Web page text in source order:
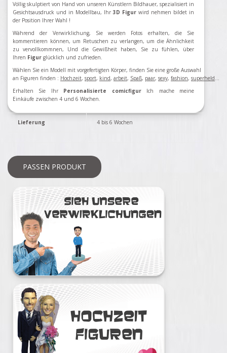
Völlig skulptiert von Hand von unseren Künstlern Bildhauer, spezialisiert in
Gesichtsausdruck und in Modellbau, Ihr 3D Figur wird nehmen bildet in
der Position Ihrer Wahl !
Während der Verwirklichung, Sie werden Fotos erhalten, die Sie
kommentieren können, um Retuschen zu verlangen, um die Ähnlichkeit
zu vervollkommnen, Und die Gewißheit haben, Sie zu fühlen, über
Ihren Figur glücklich und zufrieden.
Wählen Sie ein Modell mit vorgefertigten Körper, finden Sie eine große Auswahl
an Figuren finden : Hochzeit, sport, kind, arbeit, Spaß, paar, sexy, fashion, superheld...
Erhalten Sie Ihr Personalisierte comicfigurIch mache meine
Einkäufe zwischen 4 und 6 Wochen.
Lieferung 4 bis 6 Wochen
PASSEN PRODUKT